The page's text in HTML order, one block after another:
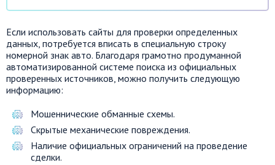
Если использовать сайты для проверки определенных
данных, потребуется вписать в специальную строку
номерной знак авто. Благодаря грамотно продуманной
автоматизированной системе поиска из официальных
проверенных источников, можно получить следующую
информацию:
Мошеннические обманные схемы.
Скрытые механические повреждения.
Наличие официальных ограничений на проведение
сделки.